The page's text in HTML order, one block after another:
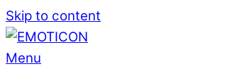
Skip to content
Menu